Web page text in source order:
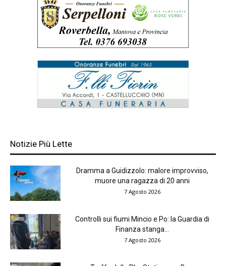
Notizie Più Lette
Dramma a Guidizzolo: malore improvviso,
muore una ragazza di 20 anni
7 Agosto 2026
Controlli sui fiumi Mincio e Po: la Guardia di
Finanza stanga...
7 Agosto 2026